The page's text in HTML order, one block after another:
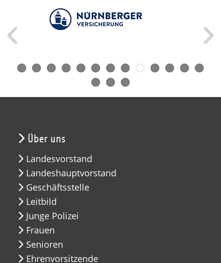
Über uns
Landesvorstand
Landeshauptvorstand
Geschäftsstelle
Leitbild
Junge Polizei
Frauen
Senioren
Ehrenvorsitzende